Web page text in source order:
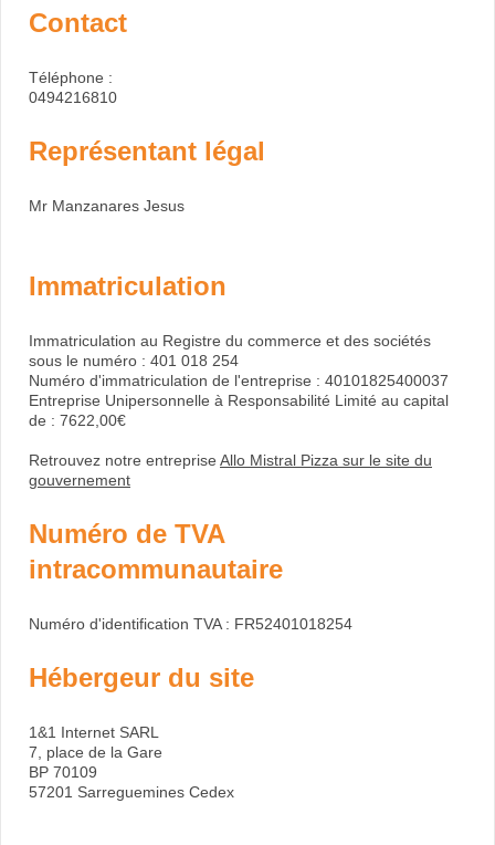
Contact
Téléphone :
0494216810
Représentant légal
Mr Manzanares Jesus
Immatriculation
Immatriculation au Registre du commerce et des sociétés
sous le numéro : 401 018 254
Numéro d'immatriculation de l'entreprise : 40101825400037
Entreprise Unipersonnelle à Responsabilité Limité au capital
de : 7622,00€
Retrouvez notre entreprise Allo Mistral Pizza sur le site du
gouvernement
Numéro de TVA
intracommunautaire
Numéro d'identification TVA : FR52401018254
Hébergeur du site
1&1 Internet SARL
7, place de la Gare
BP 70109
57201 Sarreguemines Cedex